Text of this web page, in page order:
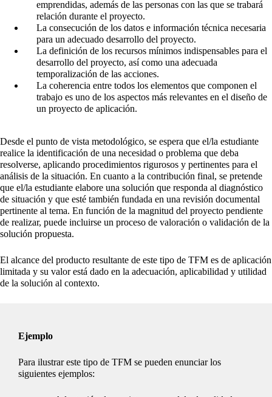
emprendidas, además de las personas con las que se trabará
relación durante el proyecto.
La consecución de los datos e información técnica necesaria
para un adecuado desarrollo del proyecto.
La definición de los recursos mínimos indispensables para el
desarrollo del proyecto, así como una adecuada
temporalización de las acciones.
La coherencia entre todos los elementos que componen el
trabajo es uno de los aspectos más relevantes en el diseño de
un proyecto de aplicación.
Desde el punto de vista metodológico, se espera que el/la estudiante
realice la identificación de una necesidad o problema que deba
resolverse, aplicando procedimientos rigurosos y pertinentes para el
análisis de la situación. En cuanto a la contribución final, se pretende
que el/la estudiante elabore una solución que responda al diagnóstico
de situación y que esté también fundada en una revisión documental
pertinente al tema. En función de la magnitud del proyecto pendiente
de realizar, puede incluirse un proceso de valoración o validación de la
solución propuesta.
El alcance del producto resultante de este tipo de TFM es de aplicación
limitada y su valor está dado en la adecuación, aplicabilidad y utilidad
de la solución al contexto.
Ejemplo
Para ilustrar este tipo de TFM se pueden enunciar los
siguientes ejemplos: